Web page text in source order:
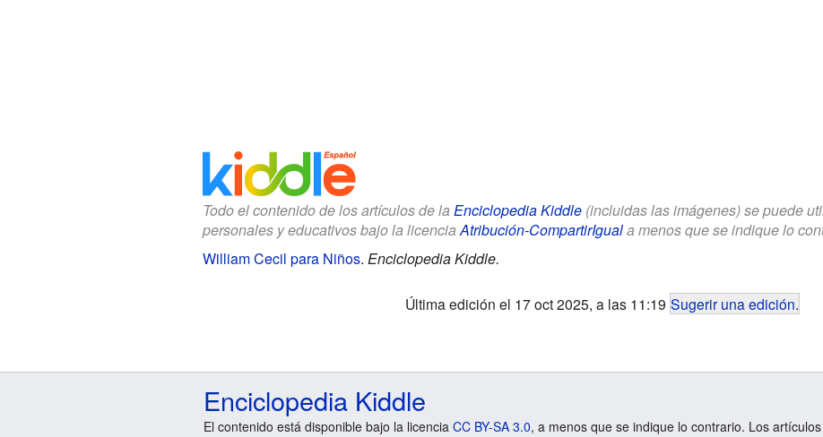
Todo el contenido de los artículos de la Enciclopedia Kiddle(incluidas las imágenes) se puede
personales y educativos bajo la licenciaAtribución-CompartirIguala menos que se indique lo
William Cecil para Niños. Enciclopedia Kiddle.
Última edición el 17 oct 2025, a las 11:19 Sugerir una edición.
Enciclopedia Kiddle
El contenido está disponible bajo la licencia CC BY-SA 3.0, a menos que se indique lo contrario. Los